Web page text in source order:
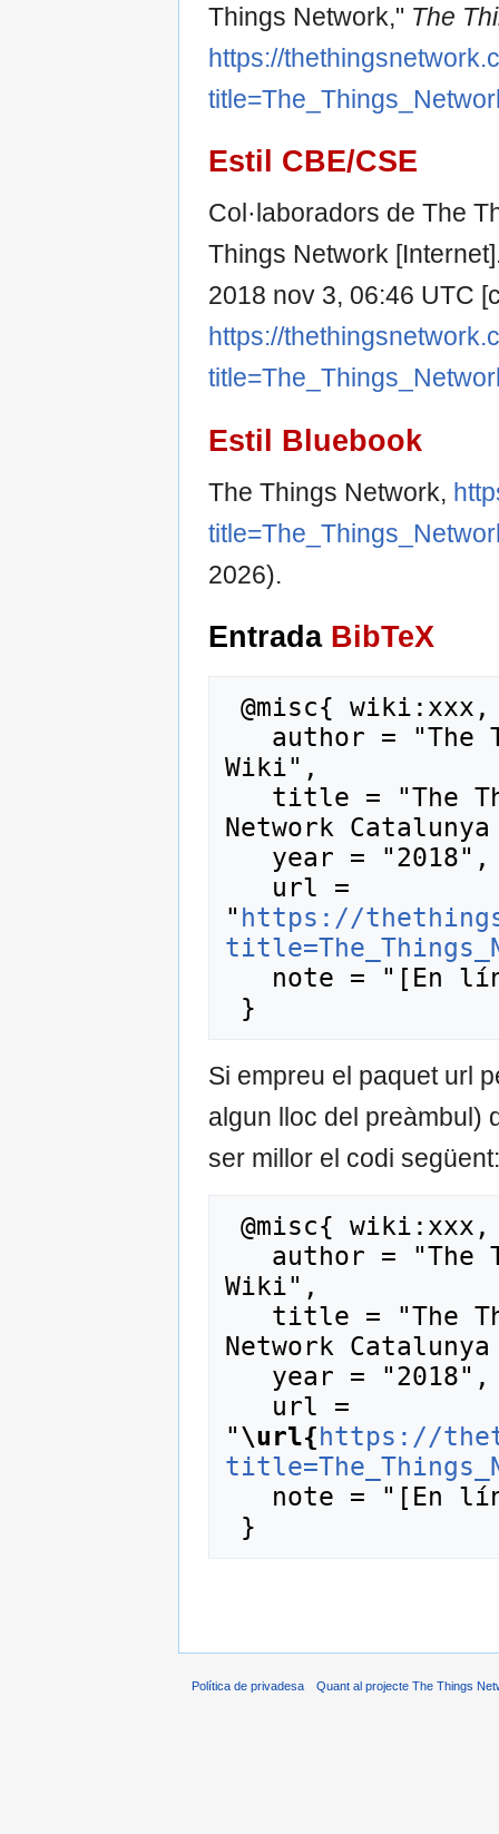
Things Network," The
https://
Estil CBE/CSE
Col·laboradors de The
Things Network
2018 nov 3, 06:46 UTC
https://
Estil Bluebook
The Things Network,
2026).
Entrada BibTeX
Wiki",
Network
" https://
Si empreu el paquet url
algun lloc del preàmbul)
ser millor el codi següent:
Wiki",
Network
"\url{https://
Política de privadesa Quant al projecte The Things